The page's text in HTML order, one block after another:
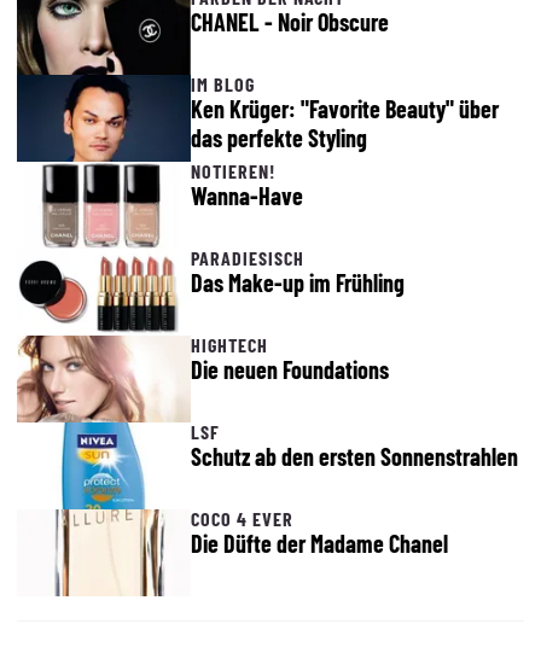
CHANEL - Noir Obscure
IM BLOG
Ken Krüger: "Favorite Beauty" über
das perfekte Styling
NOTIEREN!
Wanna-Have
PARADIESISCH
Das Make-up im Frühling
HIGHTECH
Die neuen Foundations
LSF
Schutz ab den ersten Sonnenstrahlen
COCO 4 EVER
Die Düfte der Madame Chanel